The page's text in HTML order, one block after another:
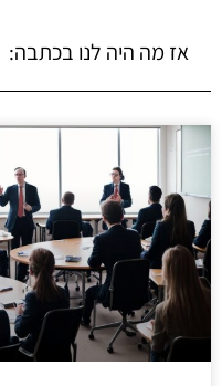
אז מה היה לנו בכתבה: